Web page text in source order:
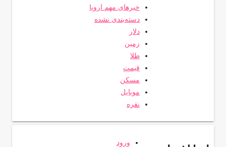
خبرهای مهم اروپا
دسته‌بندی نشده
دلار
زمین
طلا
قیمت
مسکن
موبایل
نقره
ورود